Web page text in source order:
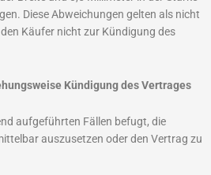
Diese Abweichungen gelten als nicht
Käufer nicht zur Kündigung des
Kündigung des Vertrages
aufgeführten Fällen befugt, die
auszusetzen oder den Vertrag zu